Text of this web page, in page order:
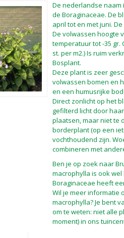
De nederlandse naam
de Boraginaceae. De
april tot en met juni.
De volwassen hoogte
temperatuur tot -35 gr.
st. per m2.) Is ruim
Bosplant.
Deze plant is zeer
volwassen bomen en
en een humusrijke
Direct zonlicht op het
gefilterd licht door
plaatsen, maar niet te
borderplant (op een
vochthoudend zijn.
combineren met
Ben je op zoek naar
macrophylla is ook
Boraginaceae heeft
Wil je meer informatie
macrophylla? Je bent
om te weten: niet alle
moment) in ons